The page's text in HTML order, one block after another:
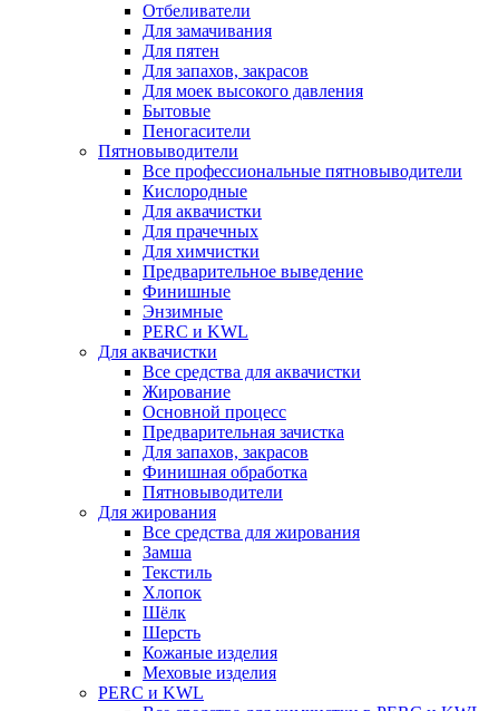
Отбеливатели
Для замачивания
Для пятен
Для запахов, закрасов
Для моек высокого давления
Бытовые
Пеногасители
Пятновыводители
Все профессиональные пятновыводители
Кислородные
Для аквачистки
Для прачечных
Для химчистки
Предварительное выведение
Финишные
Энзимные
PERC и KWL
Для аквачистки
Все средства для аквачистки
Жирование
Основной процесс
Предварительная зачистка
Для запахов, закрасов
Финишная обработка
Пятновыводители
Для жирования
Все средства для жирования
Замша
Текстиль
Хлопок
Шёлк
Шерсть
Кожаные изделия
Меховые изделия
PERC и KWL